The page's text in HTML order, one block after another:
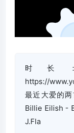
时长
https://
最近大爱的
Billie Eilish -
J.Fla